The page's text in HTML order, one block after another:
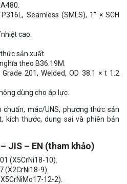
Seamless (SMLS), 1” × SCH
cao.
sản xuất.
theo B36.19M.
201, Welded, OD 38.1 × t 1.2
dùng cho áp lực.
chuẩn, mác/UNS, phương thức sản
kích thước, dung sai và phiên bản
JIS – EN (tham khảo)
(X5CrNi18-10).
(X2CrNi18-9).
12-2).